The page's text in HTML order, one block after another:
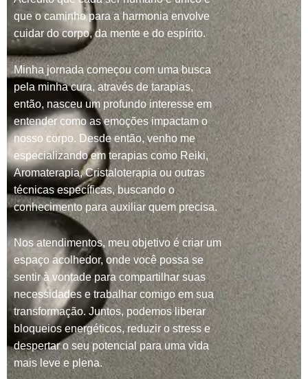
que o caminho para a harmonia envolve
cuidar do corpo, da mente e do espírito.
Minha jornada começou com uma busca
pela minha cura, através de tarapias,
então, nasceu um profundo interesse em
entender como as emoções impactam o
nosso corpo. Desde então, venho me
especializando em terapias como Reiki,
Aromaterapia, Cristaloterapia ou outras
técnicas específicas, buscando o
conhecimento para auxiliar quem precisa.
Nos atendimentos, meu objetivo é criar um
espaço acolhedor, onde você possa se
sentir à vontade para compartilhar suas
necessidades e trabalhar comigo em sua
transformação. Juntos, podemos liberar
bloqueios energéticos, reduzir o stress e
despertar o seu potencial para uma vida
mais leve e plena.